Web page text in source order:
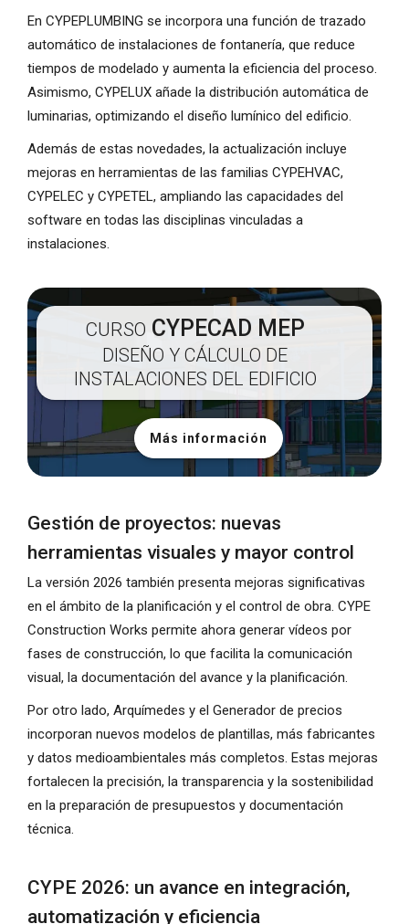
En CYPEPLUMBING se incorpora una función de trazado
automático de instalaciones de fontanería, que reduce
tiempos de modelado y aumenta la eficiencia del proceso.
Asimismo, CYPELUX añade la distribución automática de
luminarias, optimizando el diseño lumínico del edificio.
Además de estas novedades, la actualización incluye
mejoras en herramientas de las familias CYPEHVAC,
CYPELEC y CYPETEL, ampliando las capacidades del
software en todas las disciplinas vinculadas a
instalaciones.
CURSO CYPECAD MEP
DISEÑO Y CÁLCULO DE
INSTALACIONES DEL EDIFICIO
Más información
Gestión de proyectos: nuevas
herramientas visuales y mayor control
La versión 2026 también presenta mejoras significativas
en el ámbito de la planificación y el control de obra. CYPE
Construction Works permite ahora generar vídeos por
fases de construcción, lo que facilita la comunicación
visual, la documentación del avance y la planificación.
Por otro lado, Arquímedes y el Generador de precios
incorporan nuevos modelos de plantillas, más fabricantes
y datos medioambientales más completos. Estas mejoras
fortalecen la precisión, la transparencia y la sostenibilidad
en la preparación de presupuestos y documentación
técnica.
CYPE 2026: un avance en integración,
automatización y eficiencia